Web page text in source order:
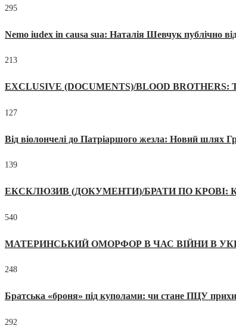
295
Nemo iudex in causa sua: Наталія Шевчук публічно
213
EXCLUSIVE (DOCUMENTS)/BLOOD
127
Від віолончелі до Патріаршого жезла: Новий шлях
139
ЕКСКЛЮЗИВ (ДОКУМЕНТИ)/БРАТИ ПО
540
МАТЕРИНСЬКИЙ ОМОРФОР В ЧАС ВІЙНИ В
248
Братська «броня» під куполами: чи стане ПЦУ
292